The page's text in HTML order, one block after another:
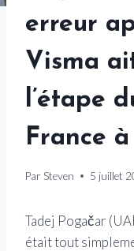
erreur
Visma
l’étape
France
Par Steven 5 juillet
Tadej Pogačar
était tout